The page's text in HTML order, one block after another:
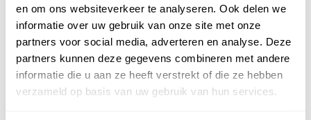
en om ons websiteverkeer te analyseren. Ook delen we
informatie over uw gebruik van onze site met onze
partners voor social media, adverteren en analyse. Deze
partners kunnen deze gegevens combineren met andere
informatie die u aan ze heeft verstrekt of die ze hebben
verzameld op basis van uw gebruik van hun services.
De afwerking van onze vlaggen is van hoge kwaliteit. Ze zijn
voorzien van een sterke kopband en een dubbele stiknaad, wat
bijdraagt aan hun duurzaamheid en stevigheid. Wij bieden de
vlag vanHoensbroekaan in verschillende afmetingen, namelijk
40x60 cm, 70x100 cm, 100x150 cm, 150x225 cm en 200x300